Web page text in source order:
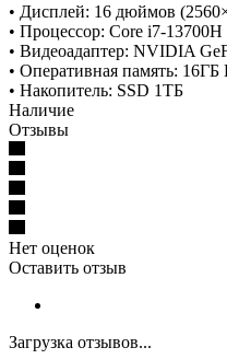
• Дисплей: 16 дюймов
• Процессор: Core i7-
• Видеоадаптер: NVIDIA
• Оперативная память:
• Накопитель: SSD 1ТБ
Наличие
Отзывы
Нет оценок
Оставить отзыв
Загрузка отзывов...